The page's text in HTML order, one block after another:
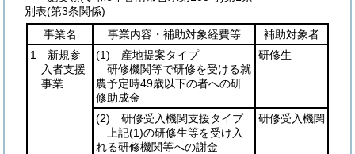
別表(第3条関係)
事業名
事業内容・補助対象経費等
補助対象者
1 新規参
入者支援
事業
(1) 産地提案タイプ
研修機関等で研修を受ける就
農予定時49歳以下の者への研
修助成金
研修生
(2) 研修受入機関支援タイプ
上記(1)の研修生等を受け入
れる研修機関等への謝金
研修受入機関